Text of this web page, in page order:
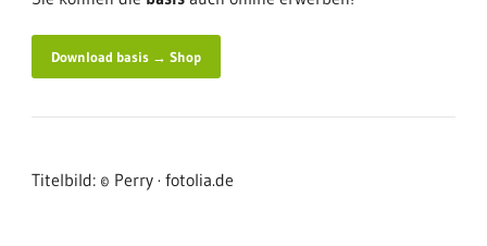
Download basis → Shop
Titelbild: © Perry · fotolia.de